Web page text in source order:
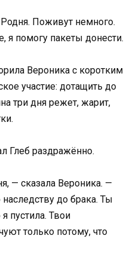
Поживут немного.
помогу пакеты донести.
Вероника с коротким
участие: дотащить до
три дня режет, жарит,
Глеб раздражённо.
— сказала Вероника. —
до брака. Ты
пустила. Твои
только потому, что